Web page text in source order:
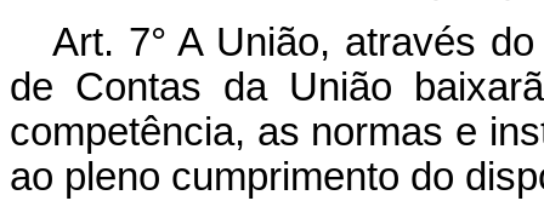
Art. 7° A União, através
de Contas da União
competência, as normas e
ao pleno cumprimento do